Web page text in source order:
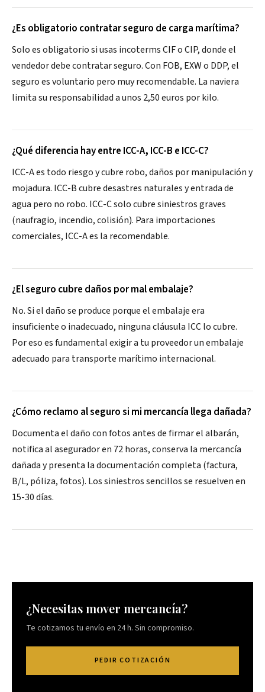
¿Es obligatorio contratar seguro de carga marítima?
Solo es obligatorio si usas incoterms CIF o CIP, donde el
vendedor debe contratar seguro. Con FOB, EXW o DDP, el
seguro es voluntario pero muy recomendable. La naviera
limita su responsabilidad a unos 2,50 euros por kilo.
¿Qué diferencia hay entre ICC-A, ICC-B e ICC-C?
ICC-A es todo riesgo y cubre robo, daños por manipulación y
mojadura. ICC-B cubre desastres naturales y entrada de
agua pero no robo. ICC-C solo cubre siniestros graves
(naufragio, incendio, colisión). Para importaciones
comerciales, ICC-A es la recomendable.
¿El seguro cubre daños por mal embalaje?
No. Si el daño se produce porque el embalaje era
insuficiente o inadecuado, ninguna cláusula ICC lo cubre.
Por eso es fundamental exigir a tu proveedor un embalaje
adecuado para transporte marítimo internacional.
¿Cómo reclamo al seguro si mi mercancía llega dañada?
Documenta el daño con fotos antes de firmar el albarán,
notifica al asegurador en 72 horas, conserva la mercancía
dañada y presenta la documentación completa (factura,
B/L, póliza, fotos). Los siniestros sencillos se resuelven en
15-30 días.
¿Necesitas mover mercancía?
Te cotizamos tu envío en 24 h. Sin compromiso.
PEDIR COTIZACIÓN